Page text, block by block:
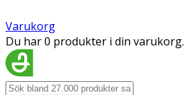
Varukorg
Du har 0 produkter i din varukorg.